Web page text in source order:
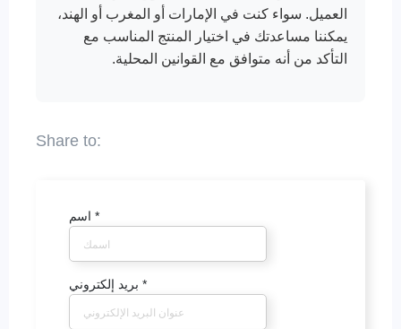
العميل. سواء كنت في الإمارات أو المغرب أو الهند،
يمكننا مساعدتك في اختيار المنتج المناسب مع
التأكد من أنه متوافق مع القوانين المحلية.
*
*